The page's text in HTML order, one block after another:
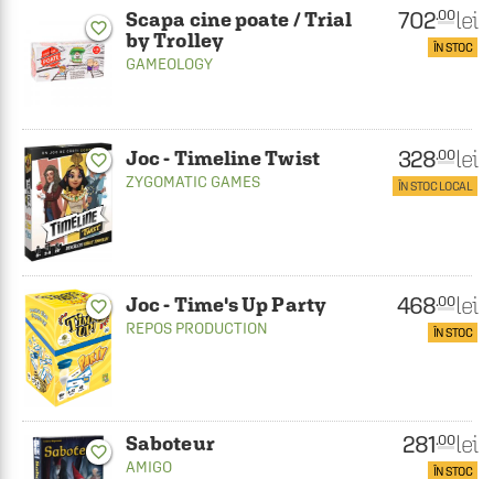
favorite_border
Scapa cine poate / Trial
by Trolley
GAMEOLOGY
702.00 lei
ÎN STOC
favorite_border Joc - Timeline Twist
ZYGOMATIC GAMES
328.00 lei
ÎN STOC LOCAL
favorite_border Joc - Time's Up Party
REPOS PRODUCTION
468.00 lei
ÎN STOC
favorite_border Saboteur
AMIGO
281.00 lei
ÎN STOC